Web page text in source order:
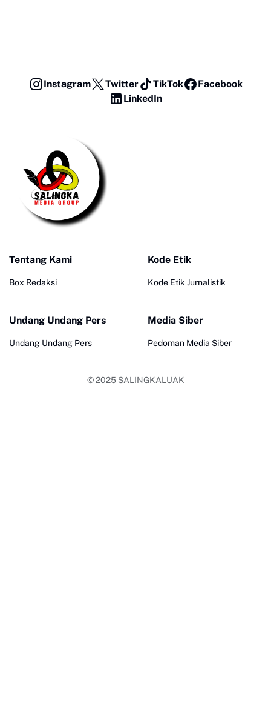
Instagram Twitter TikTok
Facebook
LinkedIn
Tentang Kami
Box Redaksi
Kode Etik
Kode Etik Jurnalistik
Undang Undang Pers
Undang Undang Pers
Media Siber
Pedoman Media Siber
© 2025 SALINGKALUAK